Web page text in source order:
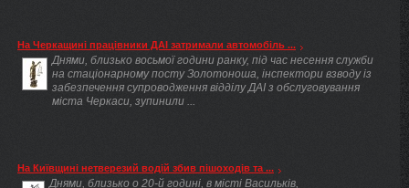
На Черкащині працівники ДАІ затримали автомобіль ...
Днями, близько восьмої години ранку, під час несення служби
на стаціонарному посту Золотоноша, інспектори взводу із
забезпечення супроводження відділу ДАІ з обслуговування
міста Черкаси, зупинили ...
На Київщині нетверезий водій збив пішоходів та ...
Днями, близько о 20-й годині, в місті Васильків,